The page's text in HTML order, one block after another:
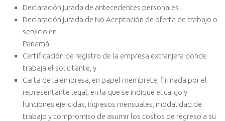
Declaración jurada de antecedentes personales
Declaración jurada de No Aceptación de oferta de trabajo o
servicio en
Panamá
Certificación de registro de la empresa extranjera donde
trabaja el solicitante, y
Carta de la empresa, en papel membrete, firmada por el
representante legal, en la que se indique el cargo y
funciones ejercidas, ingresos mensuales, modalidad de
trabajo y compromiso de asumir los costos de regreso a su